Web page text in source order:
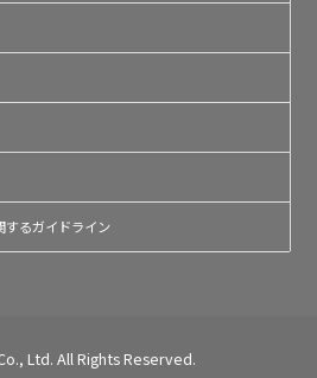
するガイドライン
Ltd. All Rights Reserved.